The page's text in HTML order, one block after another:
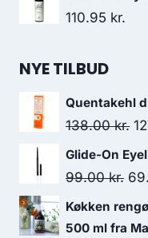
110.95 kr.
NYE TILBUD
Quentakehl
138.00kr.
Glide-On
99.00kr.
Køkken
500 ml fra